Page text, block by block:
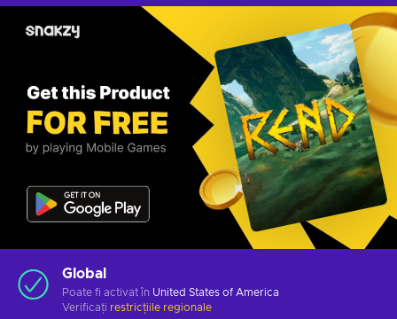
Global
Poate fi activat în United States of America
Verificați restricțiile regionale